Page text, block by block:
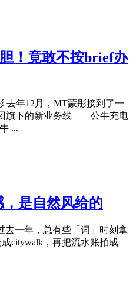
！竟敢不按brief办
去年12月，MT蒙彤接到了一
旗下的新业务线——公牛充电
...
是自然风给的
一年，总有些「词」时刻拿
citywalk，再把流水账拍成